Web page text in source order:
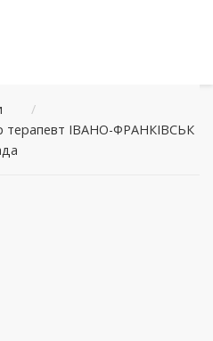
/
терапевт ІВАНО-ФРАНКІВСЬК